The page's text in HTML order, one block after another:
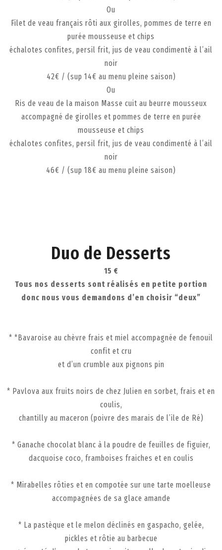
Ou
Filet de veau français rôti aux girolles, pommes de terre en
purée mousseuse et chips
échalotes confites, persil frit, jus de veau condimenté à l’ail
noir
42€ / (sup 14€ au menu pleine saison)
Ou
Ris de veau de la maison Masse cuit au beurre mousseux
accompagné de girolles et pommes de terre en purée
mousseuse et chips
échalotes confites, persil frit, jus de veau condimenté à l’ail
noir
46€ / (sup 18€ au menu pleine saison)
Duo de Desserts
15 €
Tous nos desserts sont réalisés en petite portion
donc nous vous demandons d’en choisir “deux”
* *Bavaroise au chèvre frais et miel accompagnée de fenouil
confit et cru
et d’un crumble aux pignons pin
* Pavlova aux fruits noirs de chez Julien en sorbet, frais et en
coulis,
chantilly au maceron (poivre des marais de l’ile de Ré)
* Ganache chocolat blanc à la poudre de feuilles de figuier,
dacquoise coco, framboises fraiches et en coulis
* Mirabelles rôties et en compotée sur une tarte moelleuse
accompagnées de sa glace amande
* La pastèque et le melon déclinés en gaspacho, gelée,
pickles et rôtie au barbecue